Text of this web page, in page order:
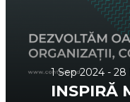
1 Sep 2024 -
INSPIRĂ